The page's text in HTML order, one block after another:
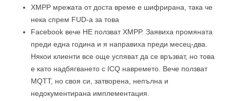
XMPP мрежата от доста време е шифрирана, така че
нека спрем FUD-а за това
Facebook вече НЕ ползват XMPP. Заявиха промяната
преди една година и я направиха преди месец-два.
Някои клиенти все още успяват да се връзват, но това
е като надбягването с ICQ навремето. Вече ползват
MQTT, но своя си, затворена, непълна и
недокументирана имплементация.